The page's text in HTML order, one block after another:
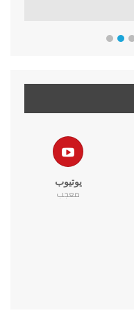
يوتيوب
معجب